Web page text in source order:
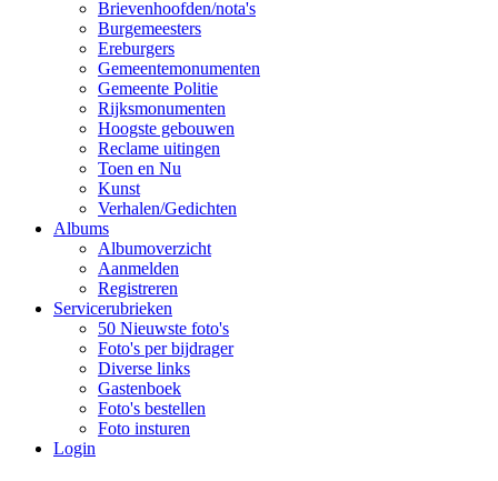
Brievenhoofden/nota's
Burgemeesters
Ereburgers
Gemeentemonumenten
Gemeente Politie
Rijksmonumenten
Hoogste gebouwen
Reclame uitingen
Toen en Nu
Kunst
Verhalen/Gedichten
Albums
Albumoverzicht
Aanmelden
Registreren
Servicerubrieken
50 Nieuwste foto's
Foto's per bijdrager
Diverse links
Gastenboek
Foto's bestellen
Foto insturen
Login